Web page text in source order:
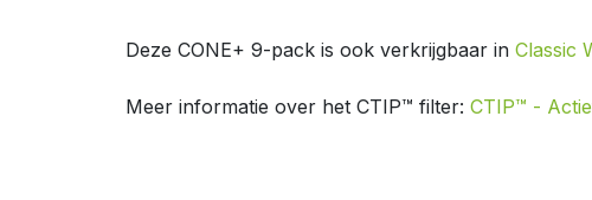
Deze CONE+ 9-pack is ook verkrijgbaar inClassic
Meer informatie over het CTIP™ filter:CTIP™ -